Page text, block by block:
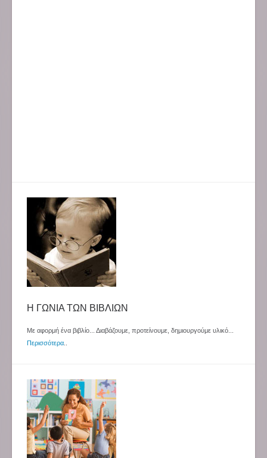
Η ΓΩΝΙΑ ΤΩΝ ΒΙΒΛΙΩΝ
Με αφορμή ένα βιβλίο... Διαβάζουμε, προτείνουμε, δημιουργούμε υλικό...
Περισσότερα